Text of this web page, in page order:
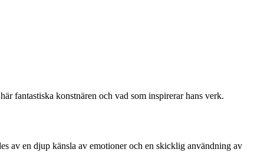
fantastiska konstnären och vad som inspirerar hans verk.
av en djup känsla av emotioner och en skicklig användning av